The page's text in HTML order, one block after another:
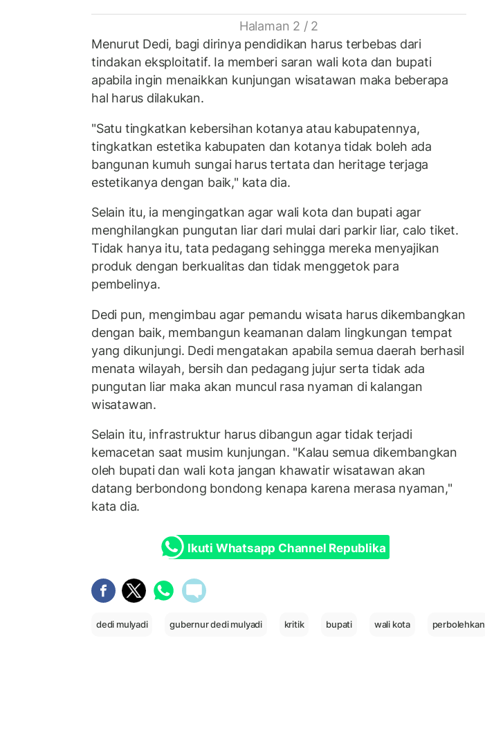
Halaman 2 / 2
Menurut Dedi, bagi dirinya pendidikan harus terbebas dari
tindakan eksploitatif. Ia memberi saran wali kota dan bupati
apabila ingin menaikkan kunjungan wisatawan maka beberapa
hal harus dilakukan.
"Satu tingkatkan kebersihan kotanya atau kabupatennya,
tingkatkan estetika kabupaten dan kotanya tidak boleh ada
bangunan kumuh sungai harus tertata dan heritage terjaga
estetikanya dengan baik," kata dia.
Selain itu, ia mengingatkan agar wali kota dan bupati agar
menghilangkan pungutan liar dari mulai dari parkir liar, calo tiket.
Tidak hanya itu, tata pedagang sehingga mereka menyajikan
produk dengan berkualitas dan tidak menggetok para
pembelinya.
Dedi pun, mengimbau agar pemandu wisata harus dikembangkan
dengan baik, membangun keamanan dalam lingkungan tempat
yang dikunjungi. Dedi mengatakan apabila semua daerah berhasil
menata wilayah, bersih dan pedagang jujur serta tidak ada
pungutan liar maka akan muncul rasa nyaman di kalangan
wisatawan.
Selain itu, infrastruktur harus dibangun agar tidak terjadi
kemacetan saat musim kunjungan. "Kalau semua dikembangkan
oleh bupati dan wali kota jangan khawatir wisatawan akan
datang berbondong bondong kenapa karena merasa nyaman,"
kata dia.
Ikuti Whatsapp Channel Republika
dedi mulyadi gubernur dedi mulyadi kritik bupati wali kota perbolehkan